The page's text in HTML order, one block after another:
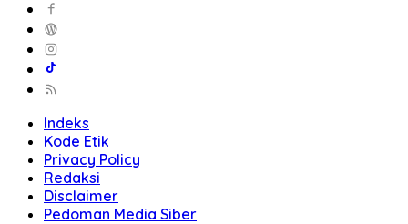
Indeks
Kode Etik
Privacy Policy
Redaksi
Disclaimer
Pedoman Media Siber